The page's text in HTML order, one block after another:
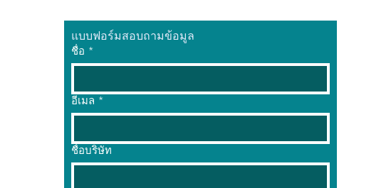
แบบฟอร์มสอบถามข้อมูล
ชื่อ *
อีเมล *
ชื่อบริษัท